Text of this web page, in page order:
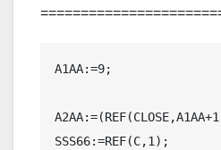
A1AA:=9;
SSS66:=REF(C,1);